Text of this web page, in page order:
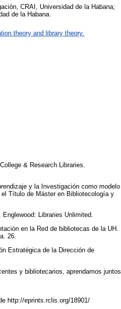
CRAI, Universidad de la Habana;
de la Habana.
theory and library theory.
& Research Libraries.
y la Investigación como modelo
Título de Máster en Bibliotecología y
Libraries Unlimited.
en la Red de bibliotecas de la UH.
26.
Estratégica de la Dirección de
y bibliotecarios, aprendamos juntos
http://eprints.rclis.org/18901/